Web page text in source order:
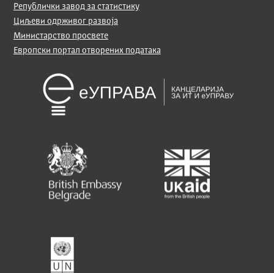
Републички завод за статистику
Циљеви одрживог развоја
Министарство просвете
Европски портал отворених података